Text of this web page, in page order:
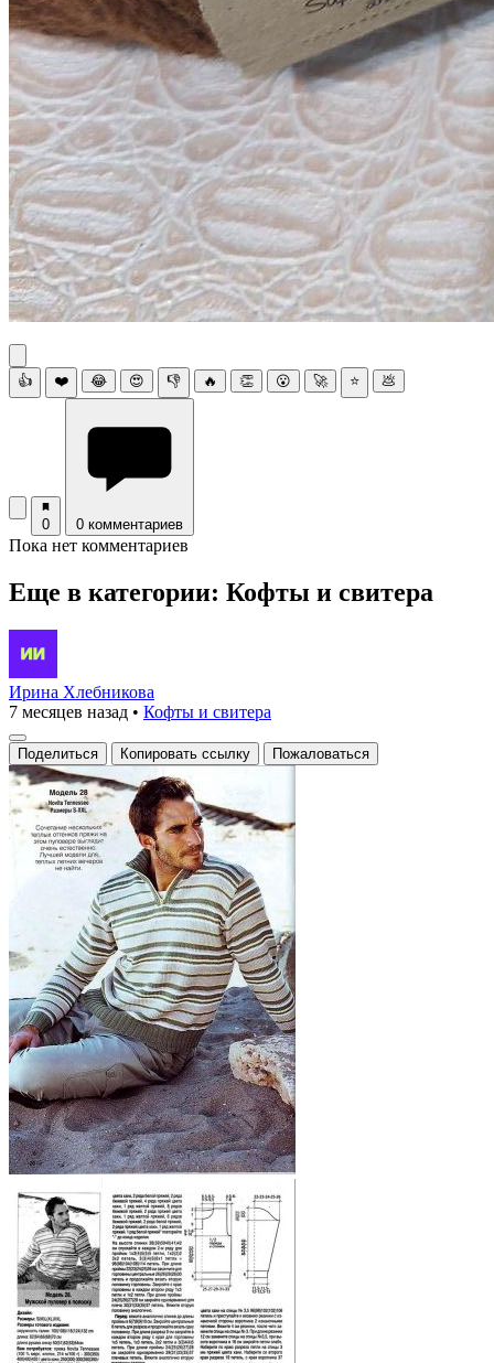
👍 ❤️ 😂 😍 👎 🔥 👏 😮 🚀 ⭐ 💩
0 0 комментариев
Пока нет комментариев
Еще в категории: Кофты и свитера
Ирина Хлебникова
7 месяцев назад • Кофты и свитера
Поделиться Копировать ссылку Пожаловаться